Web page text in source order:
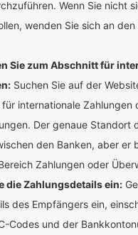
Wenn Sie nicht
wenden Sie sich an
Sie zum Abschnitt für
Suchen Sie auf der
internationale Zahlungen
Der genaue Standort
den Banken, aber er
Zahlungen oder
die Zahlungsdetails ein:
des Empfängers ein,
Codes und der